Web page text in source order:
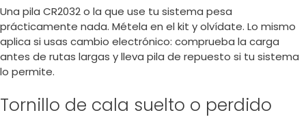
Una pila CR2032 o la que use tu sistema pesa
prácticamente nada. Métela en el kit y olvídate. Lo mismo
aplica si usas cambio electrónico: comprueba la carga
antes de rutas largas y lleva pila de repuesto si tu sistema
lo permite.
Tornillo de cala suelto o perdido